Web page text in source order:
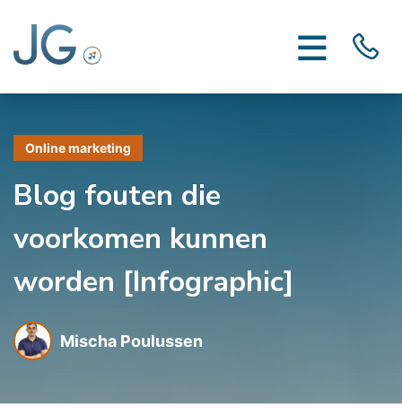
Online marketing
Blog fouten die
voorkomen kunnen
worden [Infographic]
Mischa Poulussen